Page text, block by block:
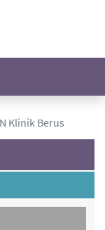
Klinik Berus